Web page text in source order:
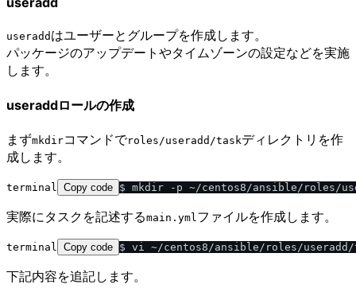
useradd はユーザーとグループを作成します。
パッケージのアップデートやタイムゾーンの設定などを実施
します。
useraddロールの作成
まずmkdirコマンドでroles​/​useradd​/​taskディレクトリを作
成します。
terminal Copy code
実際にタスクを記述するmain.yml ファイルを作成します。
terminal Copy code
下記内容を追記します。